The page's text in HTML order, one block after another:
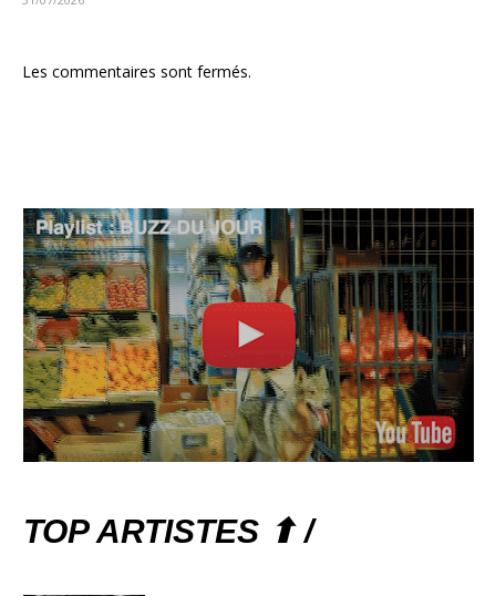
Les commentaires sont fermés.
TOP ARTISTES ⬆ /